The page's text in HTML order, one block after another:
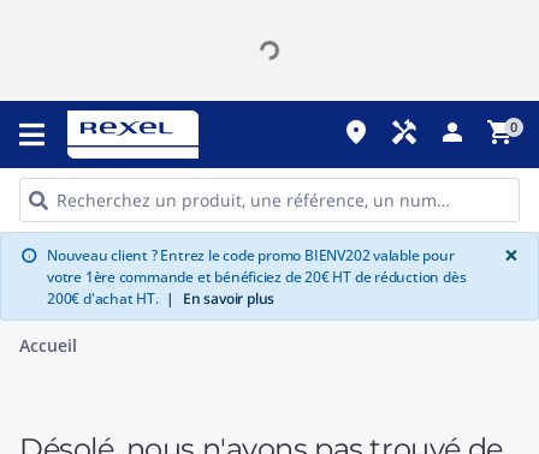
place handyman person shopping_cart0
info Nouveau client ? Entrez le code promo BIENV202 valable pour
votre 1ère commande et bénéficiez de 20€ HT de réduction dès
200€ d'achat HT. | En savoir plus
×
Accueil